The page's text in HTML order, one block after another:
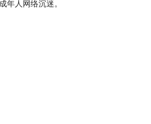
人网络沉迷。